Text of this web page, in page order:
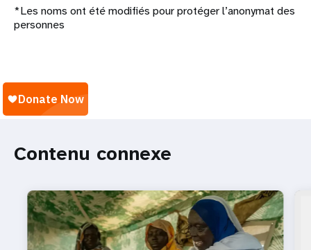
*Les noms ont été modifiés pour protéger l’anonymat des
personnes
Contenu connexe